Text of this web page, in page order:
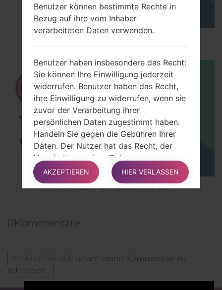
TOP 5 SECRET CODES for LG!
0Kommentare
Melden Sie sich anum einen Kommentar zu
schreiben.
Benutzer können bestimmte Rechte in
Bezug auf ihre vom Inhaber
verarbeiteten Daten verwenden.
Benutzer haben insbesondere das Recht:
Sie können Ihre Einwilligung jederzeit
widerrufen. Benutzer haben das Recht,
ihre Einwilligung zu widerrufen, wenn sie
zuvor der Verarbeitung ihrer
persönlichen Daten zugestimmt haben.
Handeln Sie gegen die Gebühren Ihrer
Daten. Der Nutzer hat das Recht, der
Verarbeitung seiner Daten zu
widersprechen, wenn die Verarbeitung
aus anderen rechtlichen Gründen erfolgt,
mit Ausnahme der Zustimmung.
Zugriff auf Ihre Daten haben.
Benutzer haben das Recht, Informationen
darüber zu erhalten, ob die Daten vom
AKZEPTIEREN HIER VERLASSEN